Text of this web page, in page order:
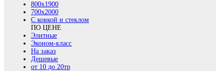
800x1900
700x2000
С ковкой и стеклом
ПО ЦЕНЕ
Элитные
Эконом-класс
На заказ
Дешевые
от 10 до 20тр